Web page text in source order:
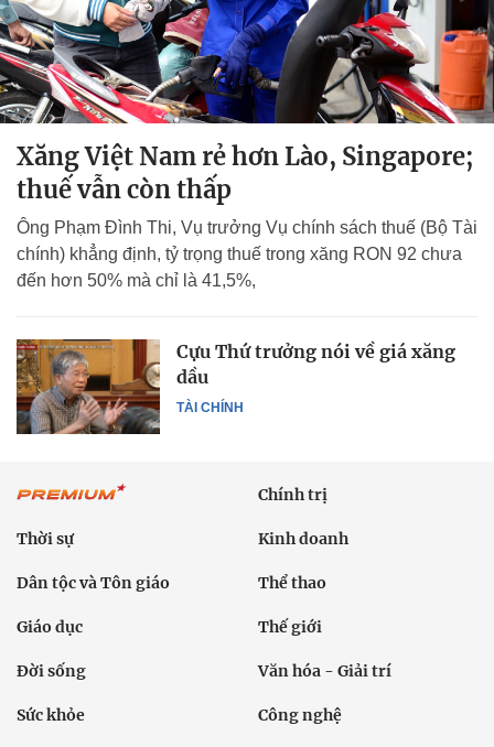
Xăng Việt Nam rẻ hơn Lào, Singapore;
thuế vẫn còn thấp
Ông Phạm Đình Thi, Vụ trưởng Vụ chính sách thuế (Bộ Tài
chính) khẳng định, tỷ trọng thuế trong xăng RON 92 chưa
đến hơn 50% mà chỉ là 41,5%,
TÀI CHÍNH
Cựu Thứ trưởng nói về giá xăng
dầu
Chính trị
Thời sự Kinh doanh
Dân tộc và Tôn giáo Thể thao
Giáo dục Thế giới
Đời sống Văn hóa - Giải trí
Sức khỏe Công nghệ